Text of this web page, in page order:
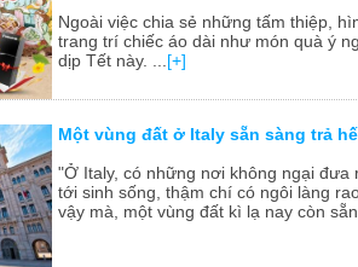
Ngoài việc chia sẻ những tấm thiệp,
trang trí chiếc áo dài như món quà ý
dịp Tết này. ... [+]
Một vùng đất ở Italy sẵn sàng trả
"Ở Italy, có những nơi không ngại
tới sinh sống, thậm chí có ngôi làng
vậy mà, một vùng đất kì lạ nay còn sẵn